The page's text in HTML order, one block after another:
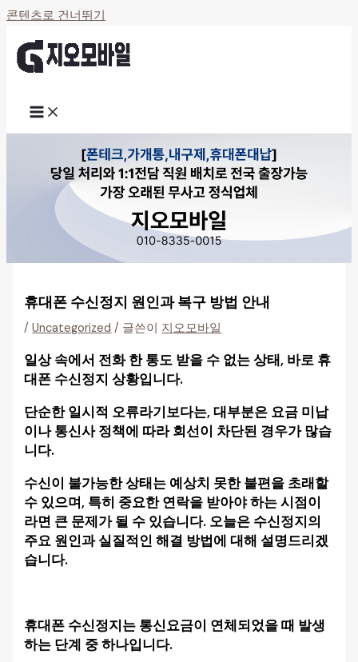
콘텐츠로 건너뛰기
휴대폰 수신정지 원인과 복구 방법 안내
/Uncategorized / 글쓴이 지오모바일
일상 속에서 전화 한 통도 받을 수 없는 상태, 바로 휴
대폰 수신정지 상황입니다.
단순한 일시적 오류라기보다는, 대부분은 요금 미납
이나 통신사 정책에 따라 회선이 차단된 경우가 많습
니다.
수신이 불가능한 상태는 예상치 못한 불편을 초래할
수 있으며, 특히 중요한 연락을 받아야 하는 시점이
라면 큰 문제가 될 수 있습니다. 오늘은 수신정지의
주요 원인과 실질적인 해결 방법에 대해 설명드리겠
습니다.
휴대폰 수신정지는 통신요금이 연체되었을 때 발생
하는 단계 중 하나입니다.